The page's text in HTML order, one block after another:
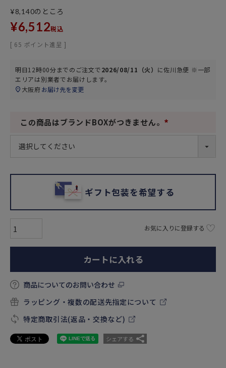
¥8,140のところ
¥6,512税込
[ 65 ポイント進呈 ]
明日12時00分までのご注文で2026/08/11（火） に佐川急便 ※一部
エリアは別業者でお届けします。
大阪府お届け先を変更
この商品はブランドBOXがつきません。
ギフト包装を希望する
お気に入りに登録する
カートに入れる
商品についてのお問い合わせ
ラッピング・複数の配送先指定について
特定商取引法(返品・交換など)
シェアする